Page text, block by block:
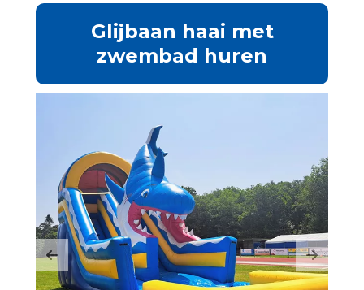
Glijbaan haai met
zwembad huren
Previous Next